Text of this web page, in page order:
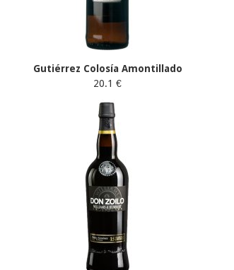
Gutiérrez Colosía Amontillado
20.1 €